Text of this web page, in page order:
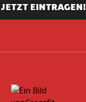
JETZT EINTRAGEN!